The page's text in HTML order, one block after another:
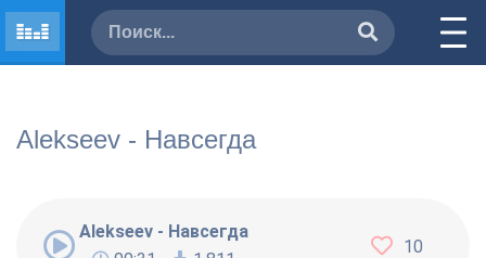
Alekseev - Навсегда
Alekseev - Навсегда
10